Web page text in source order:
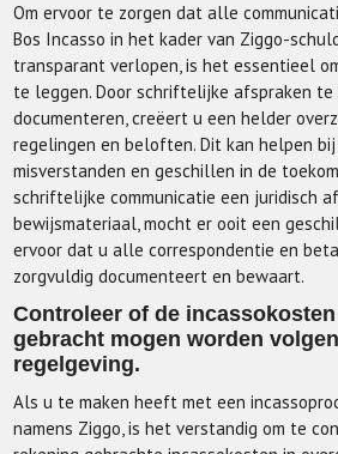
Om ervoor te zorgen dat alle
Bos Incasso in het kader van Ziggo-
transparant verlopen, is het essentieel
te leggen. Door schriftelijke afspraken te
documenteren, creëert u een helder
regelingen en beloften. Dit kan helpen
misverstanden en geschillen in de
schriftelijke communicatie een juridisch
bewijsmateriaal, mocht er ooit een
ervoor dat u alle correspondentie en
zorgvuldig documenteert en bewaart.
Controleer of de
gebracht mogen worden
regelgeving.
Als u te maken heeft met een
namens Ziggo, is het verstandig om te